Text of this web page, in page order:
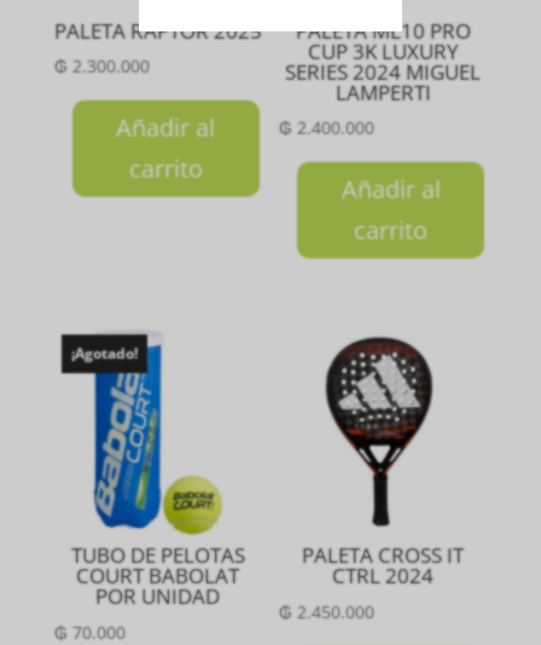
PALETA RAPTOR 2025
₲2.300.000
Añadir al
carrito
PALETA ML10 PRO
CUP 3K LUXURY
SERIES 2024 MIGUEL
LAMPERTI
₲ 2.400.000
Añadir al
carrito
¡Agotado!
TUBO DE PELOTAS
COURT BABOLAT
POR UNIDAD
₲70.000
PALETA CROSS IT
CTRL 2024
₲ 2.450.000